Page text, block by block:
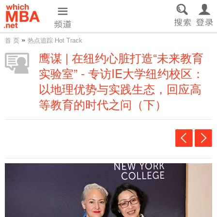
首 页 » 热点追踪 Hot Track
鹰谋 | 在纽约心脏打造“未来教育
实验室” - 专访IE大学纽约校区：
以地理优势与实践生态，回应高
等教育的时代之问（下）